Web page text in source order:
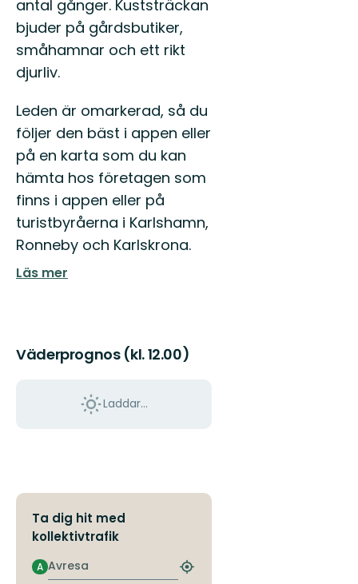
antal gånger. Kuststräckan
bjuder på gårdsbutiker,
småhamnar och ett rikt
djurliv.
Leden är omarkerad, så du
följer den bäst i appen eller
på en karta som du kan
hämta hos företagen som
finns i appen eller på
turistbyråerna i Karlshamn,
Ronneby och Karlskrona.
Läs mer
Väderprognos (kl. 12.00)
Laddar...
Ta dig hit med
kollektivtrafik
Avresa
A
Hitta